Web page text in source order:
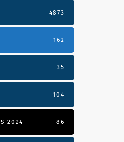
4873
162
35
104
2024 86